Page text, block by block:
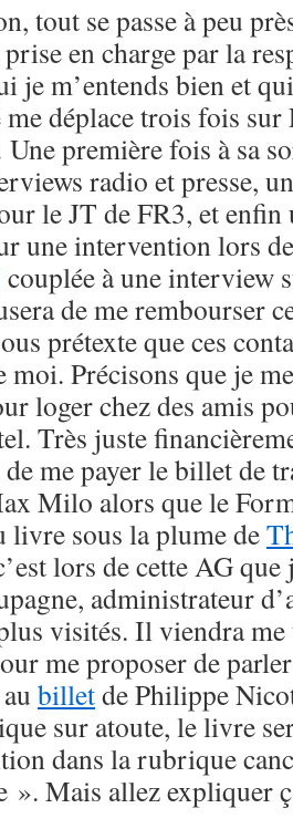
tout se passe à peu
en charge par la
je m’entends bien et
déplace trois fois
Une première fois à sa
radio et presse,
le JT de FR3, et
une intervention lors
couplée à une interview
de me rembourser
prétexte que ces
moi. Précisons que je
loger chez des amis
Très juste
me payer le billet de
Milo alors que le
livre sous la plume de
lors de cette AG
administrateur
visités. Il viendra
me proposer de
billetde Philippe
sur atoute, le livre
dans la rubrique
». Mais allez